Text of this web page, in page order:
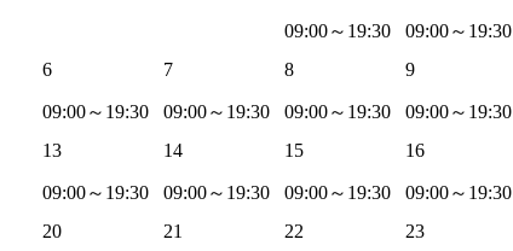
09:00～19:30 09:00～19:30
6
09:00～19:30
7
09:00～19:30
8
09:00～19:30
9
09:00～19:30
13
09:00～19:30
14
09:00～19:30
15
09:00～19:30
16
09:00～19:30
20
21 22 23